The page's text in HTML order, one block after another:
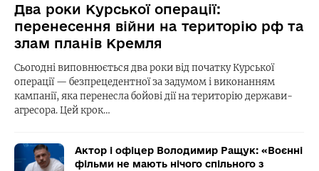
Два роки Курської операції:
перенесення війни на територію рф та
злам планів Кремля
Сьогодні виповнюється два роки від початку Курської
операції — безпрецедентної за задумом і виконанням
кампанії, яка перенесла бойові дії на територію держави-
агресора. Цей крок…
Актор і офіцер Володимир Ращук: «Воєнні
фільми не мають нічого спільного з